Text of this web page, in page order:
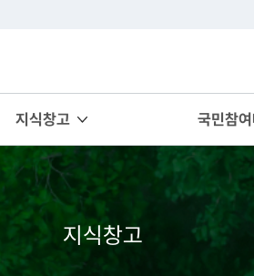
지식창고 국민참
지식창고